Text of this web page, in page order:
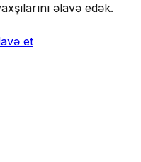
əlavə edək.
et